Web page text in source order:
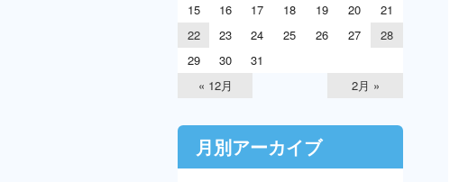
15
16 17 18 19 20
21
22
23 24 25 26 27
28
29
30
31
« 12月
2月 »
月別アーカイブ